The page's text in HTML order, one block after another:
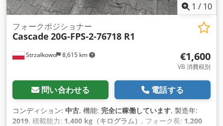
1 / 10
Strzałkowo 8,615 km
フォークポジショナー
Cascade 20G-FPS-2-76718 R1
€1,600
VB 消費税別
問い合わせる 電話する
コンディション: 中古, 機能: 完全に稼働しています, 製造年:
2019, 積載能力: 1,400 kg（キログラム） , フォーク長: 1,200